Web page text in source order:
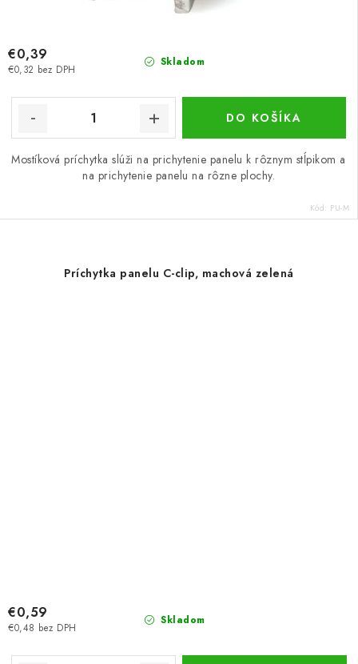
Skladom
€0,32 bez DPH
€0,39
DO KOŠÍKA
Mostíková príchytka slúži na prichytenie panelu k rôznym stĺpikom a
na prichytenie panelu na rôzne plochy.
Kód: PU-M
Príchytka panelu C-clip, machová zelená
Skladom
€0,48 bez DPH
€0,59